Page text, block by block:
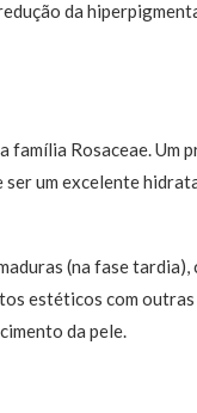
da
família Rosaceae. Um
um excelente
(na fase
estéticos com
da pele.